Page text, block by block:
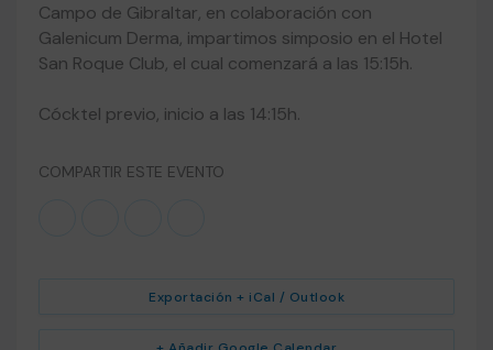
Campo de Gibraltar, en colaboración con
Galenicum Derma, impartimos simposio en el Hotel
San Roque Club, el cual comenzará a las 15:15h.
Cócktel previo, inicio a las 14:15h.
COMPARTIR ESTE EVENTO
Exportación + iCal / Outlook